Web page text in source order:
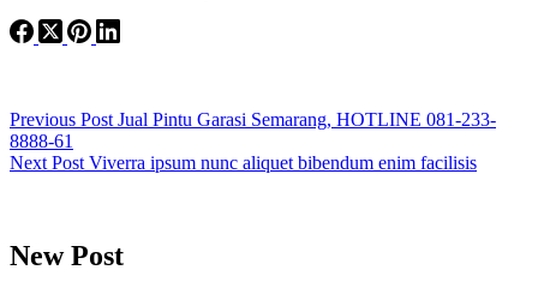
Previous Post Jual Pintu Garasi Semarang, HOTLINE 081-233-
8888-61
Next Post Viverra ipsum nunc aliquet bibendum enim facilisis
New Post